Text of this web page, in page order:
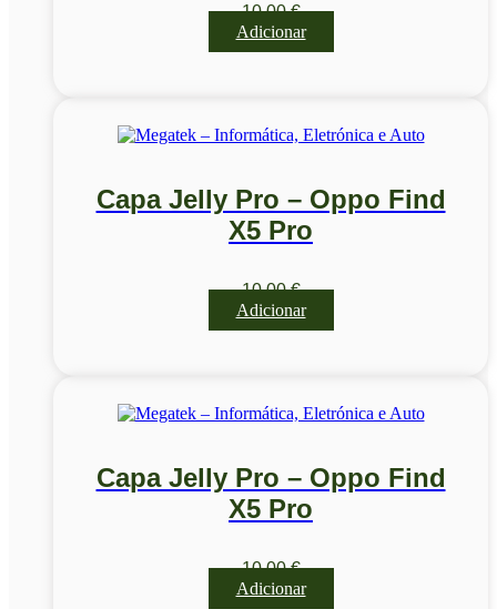
10,00€
Adicionar
Capa Jelly Pro – Oppo Find
X5 Pro
10,00€
Adicionar
Capa Jelly Pro – Oppo Find
X5 Pro
10,00€
Adicionar